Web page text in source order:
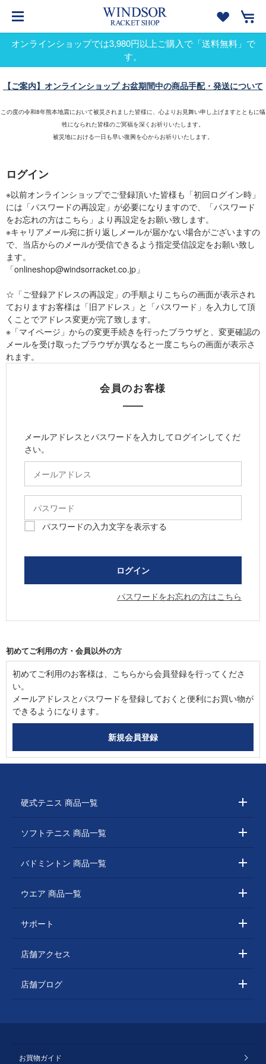
オンラインショップでは3,980円以上ご購入で「送料無料」で
す。
【ご案内】オンラインショップ お盆期間中の商品手配・発送について
この度の令和8年熊本地震において被災されました皆様に、心よりお見舞い申し上げますとともに犠
牲になられた皆様のご冥福を深くお祈りいたします。
被災地における一日も早い復興を心からお祈りいたします。
ログイン
※以前オンラインショップでご登録頂いた皆様も「初回ログイン時」
には「パスワードの再設定」が必要になりますので、「パスワード
をお忘れの方はこちら」より再設定をお願い致します。
※キャリアメール宛に折り返しメールが届かない場合がございますの
で、当店からのメールが受信できるよう指定受信設定をお願い致し
ます。
「onlineshop@windsorracket.co.jp」
☆「ご登録アドレスの再設定」の手順よりこちらの画面が表示され
ておりますお客様は「旧アドレス」と「パスワード」を入力して頂
くことでアドレス変更が完了致します。
※「マイページ」からの変更手続きを行ったブラウザと、変更確認の
メールを受け取ったブラウザが異なると一度こちらの画面が表示さ
れます。
会員のお客様
メールアドレスとパスワードを入力してログインしてくだ
さい。
パスワードの入力文字を表示する
パスワードをお忘れの方はこちら
初めてご利用の方・会員以外の方
初めてご利用のお客様は、こちらから会員登録を行ってくださ
い。
メールアドレスとパスワードを登録しておくと便利にお買い物が
できるようになります。
硬式テニス 商品一覧
ソフトテニス 商品一覧
バドミントン 商品一覧
ウエア 商品一覧
サポート
店舗アクセス
店舗ブログ
お買物ガイド